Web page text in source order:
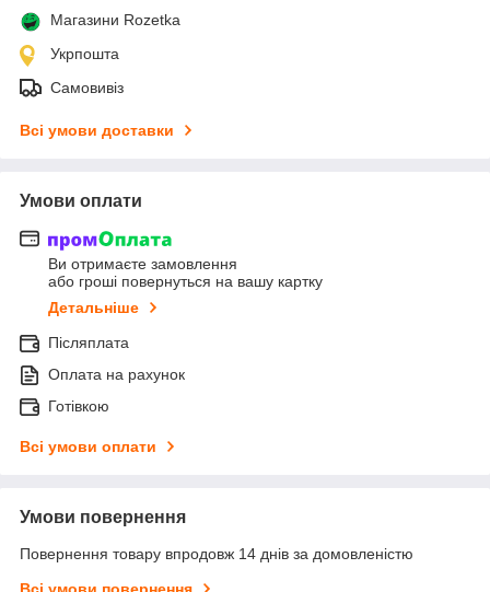
Магазини Rozetka
Укрпошта
Самовивіз
Всі умови доставки
Умови оплати
Ви отримаєте замовлення
або гроші повернуться на вашу картку
Детальніше
Післяплата
Оплата на рахунок
Готівкою
Всі умови оплати
Умови повернення
Повернення товару впродовж 14 днів за домовленістю